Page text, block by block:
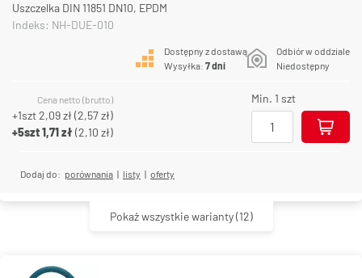
Uszczelka DIN 11851 DN10, EPDM
Indeks: NH-DUE-010
Dostępny z dostawą
Wysyłka: 7 dni
Odbiór w oddziale
Niedostępny
Cena netto (brutto)
+1szt2,09 zł(2,57 zł)
+5szt1,71 zł(2,10 zł)
Min. 1 szt
Dodaj do: porównania | listy | oferty
Pokaż wszystkie warianty(12)